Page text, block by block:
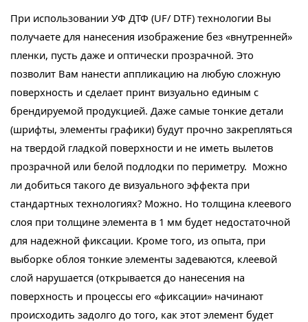
При использовании УФ ДТФ (UF/ DTF) технологии Вы
получаете для нанесения изображение без «внутренней»
пленки, пусть даже и оптически прозрачной. Это
позволит Вам нанести аппликацию на любую сложную
поверхность и сделает принт визуально единым с
брендируемой продукцией. Даже самые тонкие детали
(шрифты, элементы графики) будут прочно закрепляться
на твердой гладкой поверхности и не иметь вылетов
прозрачной или белой подлодки по периметру. Можно
ли добиться такого де визуального эффекта при
стандартных технологиях? Можно. Но толщина клеевого
слоя при толщине элемента в 1 мм будет недостаточной
для надежной фиксации. Кроме того, из опыта, при
выборке облоя тонкие элементы задеваются, клеевой
слой нарушается (открывается до нанесения на
поверхность и процессы его «фиксации» начинают
происходить задолго до того, как этот элемент будет